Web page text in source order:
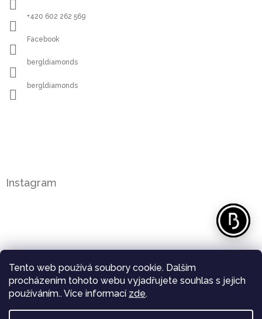
Tento web používá soubory cookie. Dalším
procházením tohoto webu vyjadřujete souhlas s jejich
používáním.. Více informací zde.
+420 602 262 569
Facebook
bergldiamonds
bergldiamonds
Instagram